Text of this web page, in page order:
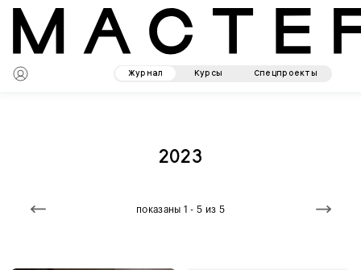
Журнал Курсы Спецпроекты
2023
показаны 1 - 5 из 5